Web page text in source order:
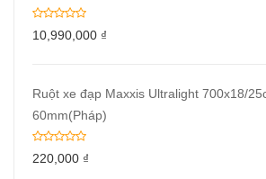
10,990,000 ₫
Ruột xe đạp Maxxis Ultralight 700x18/
60mm(Pháp)
220,000 ₫